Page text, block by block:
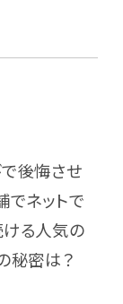
後悔させ
でネットで
る人気の
秘密は？